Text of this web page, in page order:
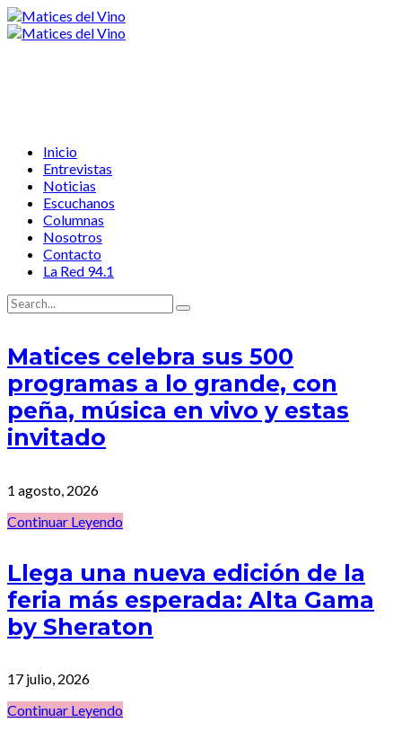
Inicio
Entrevistas
Noticias
Escuchanos
Columnas
Nosotros
Contacto
La Red 94.1
Matices celebra sus 500
programas a lo grande, con
peña, música en vivo y estas
invitado
1 agosto, 2026
Continuar Leyendo
Llega una nueva edición de la
feria más esperada: Alta Gama
by Sheraton
17 julio, 2026
Continuar Leyendo